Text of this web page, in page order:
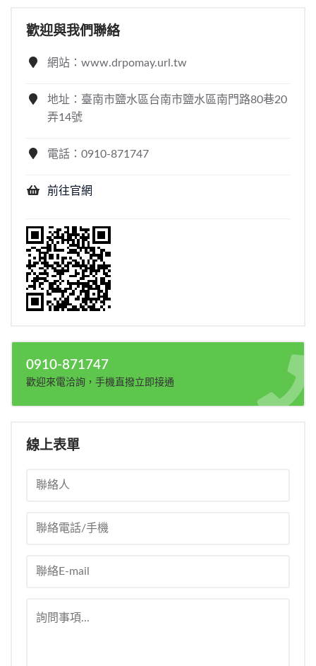
歡迎與我們聯絡
網站：www.drpomay.url.tw
地址：臺南市鹽水區台南市鹽水區南門路80巷20
弄14號
電話：0910-871747
前往官網
0910-871747
歡迎來電洽詢，手機直撥立即接通
線上表單